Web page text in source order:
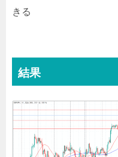
きる
結果